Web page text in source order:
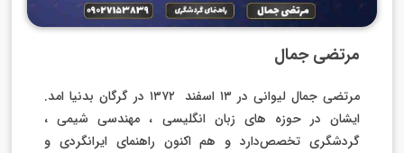
مرتضی جمال
مرتضی جمال لیوانی در ۱۳ اسفند ۱۳۷۲ در گرگان بدنیا امد.
ایشان در حوزه های زبان انگلیسی ، مهندسی شیمی ،
گردشگری تخصص‌دارد و هم اکنون راهنمای ایرانگردی و